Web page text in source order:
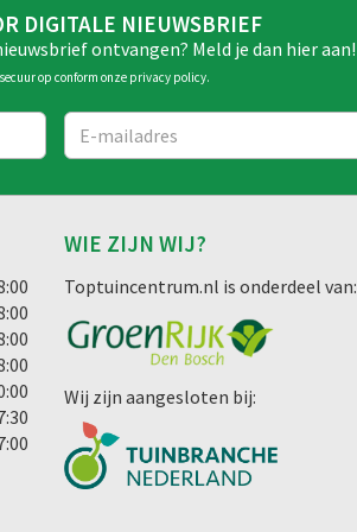
DIGITALE NIEUWSBRIEF
ontvangen? Meld je dan hier aan!
op conform onze privacy policy.
WIE ZIJN WIJ?
Toptuincentrum.nl is onderdeel van:
Wij zijn aangesloten bij: